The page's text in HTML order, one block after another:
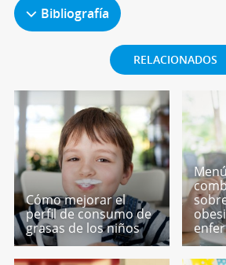
Bibliografía
RELACIONADOS
Cómo mejorar el
perfil de consumo de
grasas de los niños